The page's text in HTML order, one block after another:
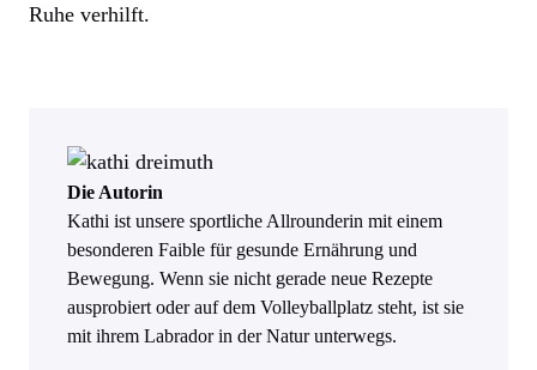
Ruhe verhilft.
Die Autorin
Kathi ist unsere sportliche Allrounderin mit einem
besonderen Faible für gesunde Ernährung und
Bewegung. Wenn sie nicht gerade neue Rezepte
ausprobiert oder auf dem Volleyballplatz steht, ist sie
mit ihrem Labrador in der Natur unterwegs.